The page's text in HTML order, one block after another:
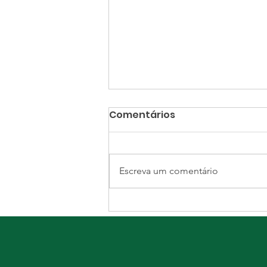
Fundação Beneficente
Comentários
Escreva um comentário